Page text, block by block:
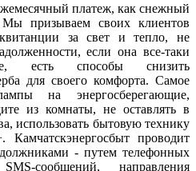
платеж, как снежный
призываем своих клиентов
квитанции за свет и тепло, не
если она все-таки
есть способы снизить
для своего комфорта. Самое
на энергосберегающие,
из комнаты, не оставлять в
использовать бытовую технику
проводит
- путем телефонных
сообщений, направления